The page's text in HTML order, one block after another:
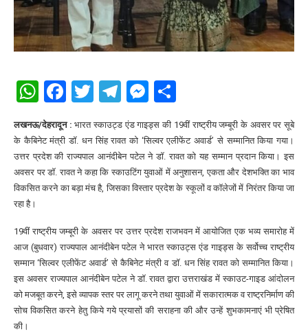
WhatsApp
Facebook
Twitter
Telegram
Messenger
लखनऊ/देहरादून : भारत स्काउट्ड एंड गाइड्स की 19वीं राष्ट्रीय जम्बूरी के अवसर पर सूबे
के कैबिनेट मंत्री डॉ. धन सिंह रावत को ‘सिल्वर एलीफेंट अवार्ड’ से सम्मानित किया गया।
उत्तर प्रदेश की राज्यपाल आनंदीबेन पटेल ने डॉ. रावत को यह सम्मान प्रदान किया। इस
अवसर पर डॉ. रावत ने कहा कि स्काउटिंग युवाओं में अनुशासन, एकता और देशभक्ति का भाव
विकसित करने का बड़ा मंच है, जिसका विस्तार प्रदेश के स्कूलों व कॉलेजों में निरंतर किया जा
रहा है।
19वीं राष्ट्रीय जम्बूरी के अवसर पर उत्तर प्रदेश राजभवन में आयोजित एक भव्य समारोह में
आज (बुधवार) राज्यपाल आनंदीबेन पटेल ने भारत स्काउट्स एंड गाइड्स के सर्वोच्च राष्ट्रीय
सम्मान ‘सिल्वर एलीफेंट अवार्ड’ से कैबिनेट मंत्री व डॉ. धन सिंह रावत को सम्मानित किया।
इस अवसर राज्यपाल आनंदीबेन पटेल ने डॉ. रावत द्वारा उत्तराखंड में स्काउट-गाइड आंदोलन
को मजबूत करने, इसे व्यापक स्तर पर लागू करने तथा युवाओं में सकारात्मक व राष्ट्रनिर्माण की
सोच विकसित करने हेतु किये गये प्रयासों की सराहना की और उन्हें शुभकामनाएं भी प्रेषित
की।